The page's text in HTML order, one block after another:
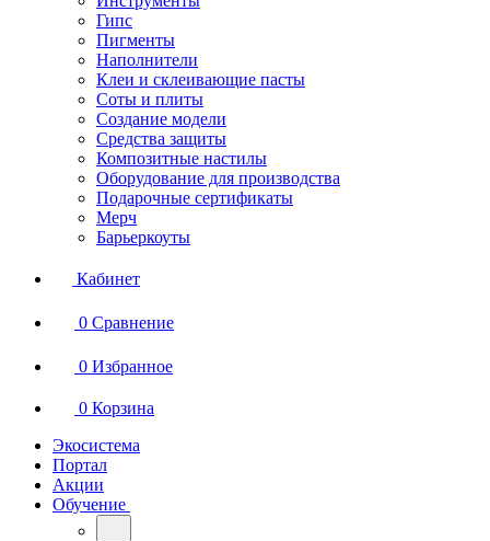
Гипс
Пигменты
Наполнители
Клеи и склеивающие пасты
Соты и плиты
Создание модели
Средства защиты
Композитные настилы
Оборудование для производства
Подарочные сертификаты
Мерч
Барьеркоуты
Кабинет
0 Сравнение
0 Избранное
0 Корзина
Экосистема
Портал
Акции
Обучение